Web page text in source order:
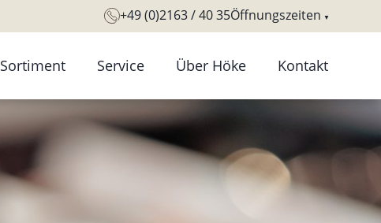
+49 (0)2163 / 40 35Öffnungszeiten
Sortiment
Kontaktlinsen
Brillengestelle
Brillengläser
Service
Sehtest und
Augenanalyse
Augengesundheits-
Über Höke
Tradition Geschichte
Geschäftsräume
Unser Team
Kontakt